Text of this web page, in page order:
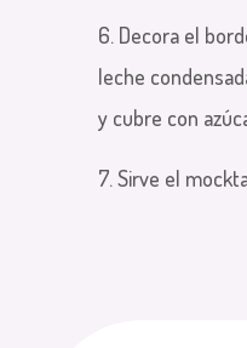
6. Decora el
leche
y cubre con
7. Sirve el